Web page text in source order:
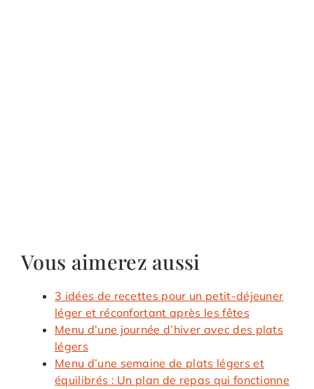
Vous aimerez aussi
3 idées de recettes pour un petit-déjeuner
léger et réconfortant après les fêtes
Menu d’une journée d’hiver avec des plats
légers
Menu d’une semaine de plats légers et
équilibrés : Un plan de repas qui fonctionne